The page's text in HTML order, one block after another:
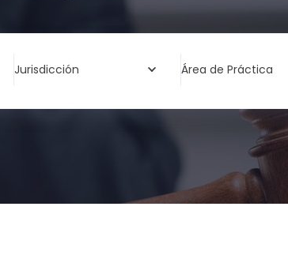
Jurisdicción Área de Práctica